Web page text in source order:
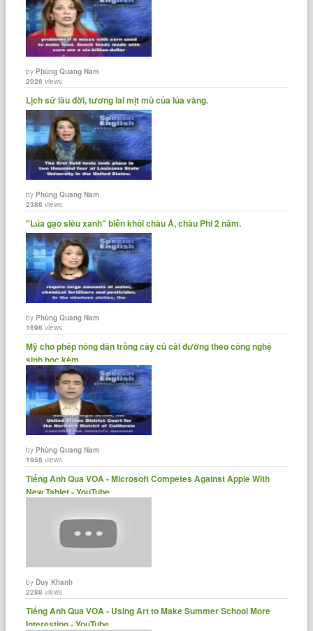
byPhùng Quang Nam
2026 views
Lịch sử lâu đời, tương lai mịt mù của lúa vàng.
byPhùng Quang Nam
2386 views
"Lúa gạo siêu xanh" biến khỏi châu Á, châu Phi 2 năm.
byPhùng Quang Nam
1696 views
Mỹ cho phép nông dân trồng cây củ cải đường theo công nghệ
sinh học kèm......
byPhùng Quang Nam
1958 views
Tiếng Anh Qua VOA - Microsoft Competes Against Apple With
New Tablet - YouTube
byDuy Khanh
2288 views
Tiếng Anh Qua VOA - Using Art to Make Summer School More
Interesting - YouTube